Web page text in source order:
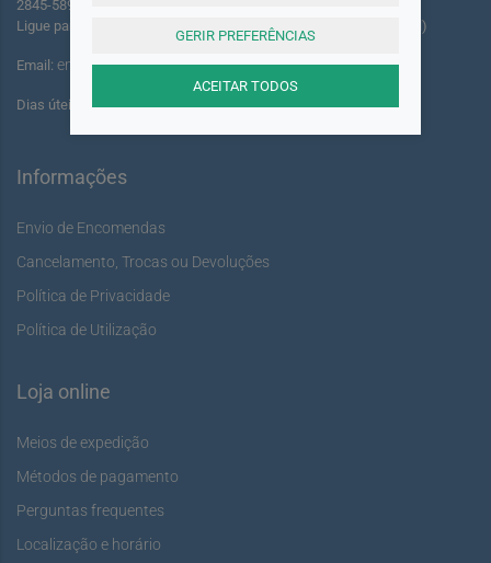
2845-589 Seixal - Portugal
Ligue para: +351 961 055 503 (Chamada para rede móvel nacional)
Email: encomendas@youshine.pt
Dias úteis das: 14:00 às 17:00
Informações
Envio de Encomendas
Cancelamento, Trocas ou Devoluções
Política de Privacidade
Política de Utilização
Loja online
Meios de expedição
Métodos de pagamento
Perguntas frequentes
Localização e horário
GERIR PREFERÊNCIAS
ACEITAR TODOS